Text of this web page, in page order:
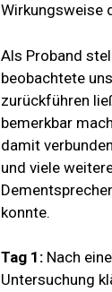
Wirkungsweise
Als Proband
beobachtete
zurückführen
bemerkbar
damit
und viele
konnte.
Tag 1: Nach
Untersuchung